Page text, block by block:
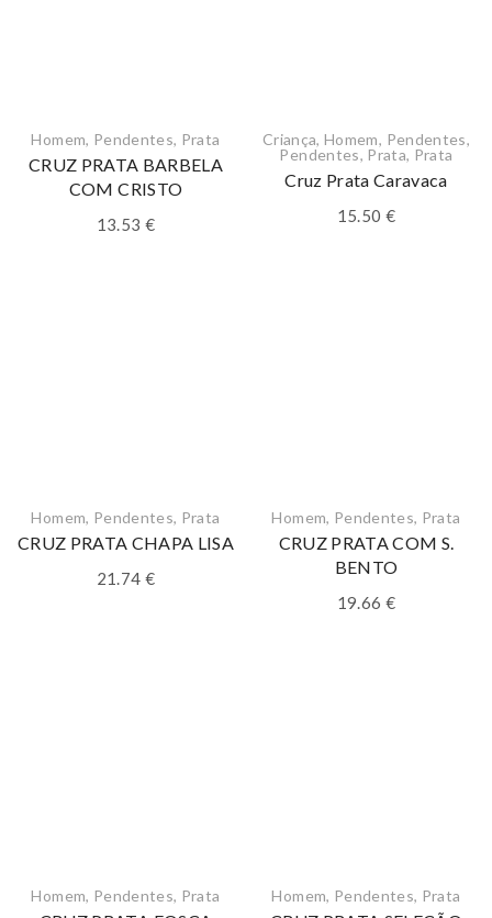
Homem, Pendentes, Prata
CRUZ PRATA BARBELA
COM CRISTO
13.53 €
Criança,Homem, Pendentes,
Pendentes, Prata, Prata
Cruz Prata Caravaca
15.50 €
Homem, Pendentes, Prata
CRUZ PRATA CHAPA LISA
21.74 €
Homem, Pendentes, Prata
CRUZ PRATA COM S.
BENTO
19.66 €
Homem, Pendentes, Prata Homem, Pendentes, Prata